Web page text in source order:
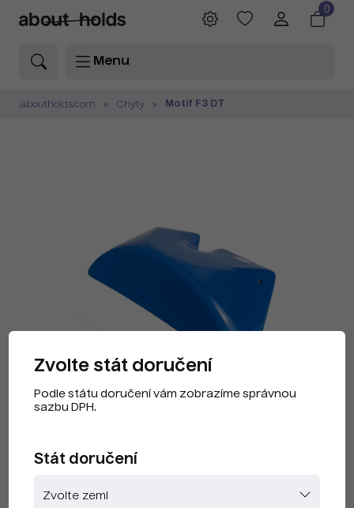
Menu
0
.aboutholds.com Chyty Motif F3 DT
Zvolte stát doručení
Podle státu doručení vám zobrazíme správnou
sazbu DPH.
Stát doručení